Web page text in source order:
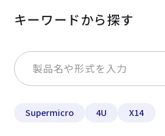
キーワードから探す
Supermicro 4U X14